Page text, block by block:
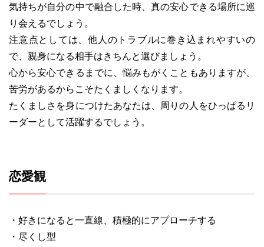
気持ちが自分の中で融合した時、真の安心できる場所に巡
り会えるでしょう。
注意点としては、他人のトラブルに巻き込まれやすいの
で、親身になる相手はきちんと選びましょう。
心から安心できるまでに、悩みもがくこともありますが、
苦労があるからこそたくましくなります。
たくましさを身につけたあなたは、周りの人をひっぱるリ
ーダーとして活躍するでしょう。
恋愛観
・好きになると一直線、積極的にアプローチする
・尽くし型